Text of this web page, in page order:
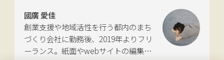
新聞社モビリティビジネス専門誌
『LIGARE』初代編集長を経て、2013年
に独立。国土交通省の「自転車の活用
推進に向けた有識者会議」、「交通政
國廣 愛佳
創業支援や地域活性を行う都内のまち
づくり会社に勤務後、2019年よりフリ
ーランス。紙面やwebサイトの編集、